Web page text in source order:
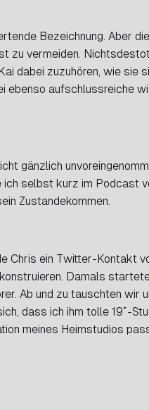
Bezeichnung. Aber
zu vermeiden.
dabei zuzuhören, wie
ebenso aufschlussreiche
gänzlich
ich selbst kurz im Podcast
Zustandekommen.
Chris ein Twitter-Kontakt
Damals
Ab und zu tauschten wir
dass ich ihm tolle 19″-
meines Heimstudios